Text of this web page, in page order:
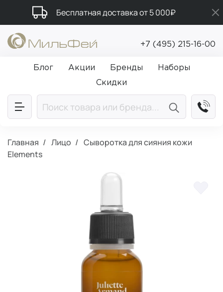
Бесплатная доставка от 5 000₽
Подарки в каждый заказ от 5 000₽
Промокод ПРИВЕТ
+7 (495) 215-16-00
Блог Акции Бренды
Наборы
Скидки
Главная Лицо
Сыворотка для сияния кожи
Elements